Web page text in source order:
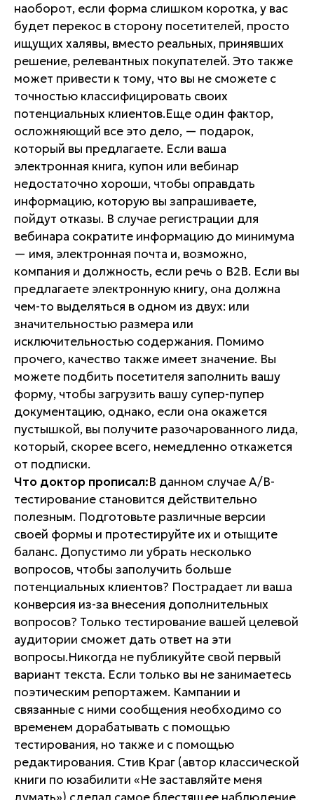
наоборот, если форма слишком коротка, у вас
будет перекос в сторону посетителей, просто
ищущих халявы, вместо реальных, принявших
решение, релевантных покупателей. Это также
может привести к тому, что вы не сможете с
точностью классифицировать своих
потенциальных клиентов.Еще один фактор,
осложняющий все это дело, — подарок,
который вы предлагаете. Если ваша
электронная книга, купон или вебинар
недостаточно хороши, чтобы оправдать
информацию, которую вы запрашиваете,
пойдут отказы. В случае регистрации для
вебинара сократите информацию до минимума
— имя, электронная почта и, возможно,
компания и должность, если речь о В2В. Если вы
предлагаете электронную книгу, она должна
чем-то выделяться в одном из двух: или
значительностью размера или
исключительностью содержания. Помимо
прочего, качество также имеет значение. Вы
можете подбить посетителя заполнить вашу
форму, чтобы загрузить вашу супер-пупер
документацию, однако, если она окажется
пустышкой, вы получите разочарованного лида,
который, скорее всего, немедленно откажется
от подписки.
Что доктор прописал:В данном случае А/В-
тестирование становится действительно
полезным. Подготовьте различные версии
своей формы и протестируйте их и отыщите
баланс. Допустимо ли убрать несколько
вопросов, чтобы заполучить больше
потенциальных клиентов? Пострадает ли ваша
конверсия из-за внесения дополнительных
вопросов? Только тестирование вашей целевой
аудитории сможет дать ответ на эти
вопросы.Никогда не публикуйте свой первый
вариант текста. Если только вы не занимаетесь
поэтическим репортажем. Кампании и
связанные с ними сообщения необходимо со
временем дорабатывать с помощью
тестирования, но также и с помощью
редактирования. Стив Краг (автор классической
книги по юзабилити «Не заставляйте меня